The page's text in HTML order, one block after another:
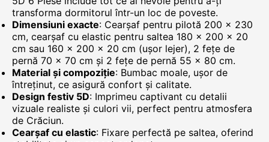
transforma dormitorul într-un loc de poveste.
Dimensiuni exacte: Cearșaf pentru pilotă 200 × 230
cm, cearșaf cu elastic pentru saltea 180 × 200 × 20
cm sau 160 × 200 × 20 cm (ușor lejer), 2 fețe de
pernă 70 × 70 cm și 2 fețe de pernă 55 × 80 cm.
Material și compoziție: Bumbac moale, ușor de
întreținut, ce asigură confort și calitate.
Design festiv 5D: Imprimeu captivant cu detalii
vizuale realiste și culori vii, perfect pentru atmosfera
de Crăciun.
Cearșaf cu elastic: Fixare perfectă pe saltea, oferind